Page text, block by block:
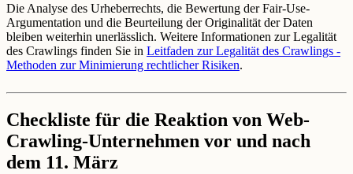
Die Analyse des Urheberrechts, die Bewertung der Fair-Use-
Argumentation und die Beurteilung der Originalität der Daten
bleiben weiterhin unerlässlich. Weitere Informationen zur Legalität
des Crawlings finden Sie in Leitfaden zur Legalität des Crawlings -
Methoden zur Minimierung rechtlicher Risiken.
Checkliste für die Reaktion von Web-
Crawling-Unternehmen vor und nach
dem 11. März